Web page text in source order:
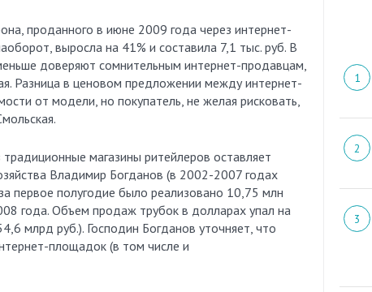
проданного в июне 2009 года через интернет-
выросла на 41% и составила 7,1 тыс. руб. В
доверяют сомнительным интернет-продавцам,
Разница в ценовом предложении между интернет-
от модели, но покупатель, не желая рисковать,
магазины ритейлеров оставляет
Владимир Богданов (в 2002-2007 годах
первое полугодие было реализовано 10,75 млн
года. Объем продаж трубок в долларах упал на
млрд руб.). Господин Богданов уточняет, что
площадок (в том числе и